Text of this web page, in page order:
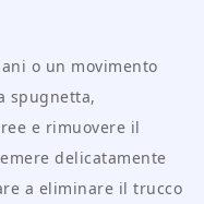
o un movimento
spugnetta,
e rimuovere il
delicatamente
a eliminare il trucco